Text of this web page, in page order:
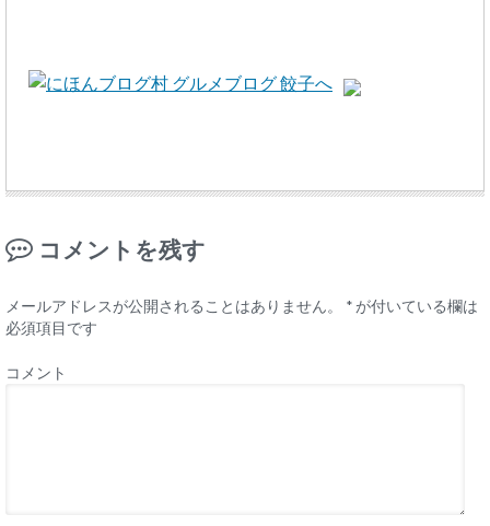
コメントを残す
メールアドレスが公開されることはありません。 * が付いている欄は
必須項目です
コメント